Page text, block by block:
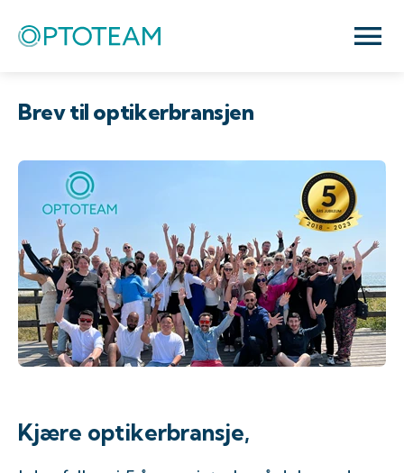
Brev til optikerbransjen
Kjære optikerbransje,